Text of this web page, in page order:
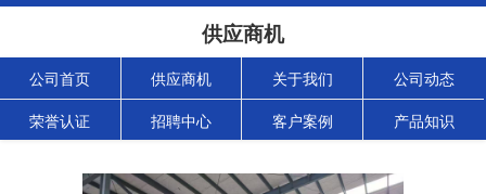
供应商机
公司首页 供应商机 关于我们 公司动态
荣誉认证 招聘中心 客户案例 产品知识